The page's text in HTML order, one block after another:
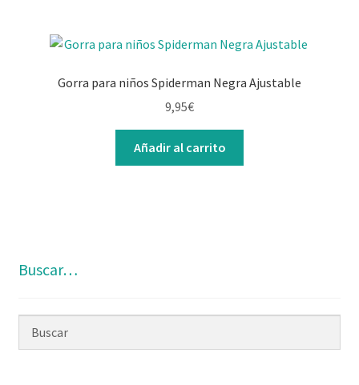
Gorra para niños Spiderman Negra Ajustable
9,95€
Añadir al carrito
Buscar…